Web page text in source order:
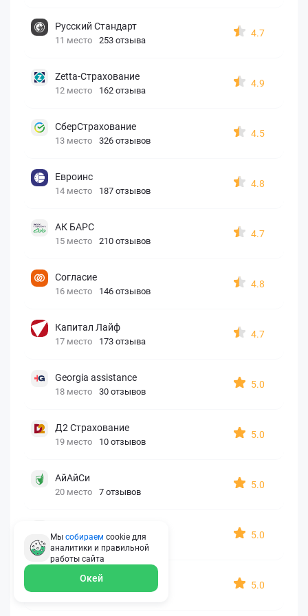
Русский Стандарт
11 место 253 отзыва
4.7
Zetta-Страхование
12 место 162 отзыва
4.9
СберСтрахование
13 место 326 отзывов
4.5
Евроинс
14 место 187 отзывов
4.8
АК БАРС
15 место 210 отзывов
4.7
Согласие
16 место 146 отзывов
4.8
Капитал Лайф
17 место 173 отзыва
4.7
Georgia assistance
18 место 30 отзывов
5.0
Д2 Страхование
19 место 10 отзывов
5.0
АйАйСи
20 место 7 отзывов
5.0
21 место 6 отзывов
5.0
ERGO AXA
22 место 2 отзыва
5.0
Мы собираем cookie для
аналитики и правильной
работы сайта
Окей